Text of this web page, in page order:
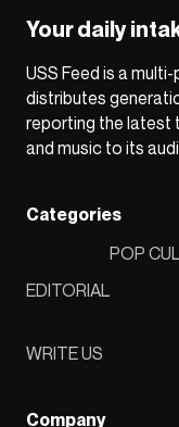
Your daily
USS Feed is a
distributes
reporting the latest
and music to its
Categories
EDITORIAL
POP
WRITE US
Company